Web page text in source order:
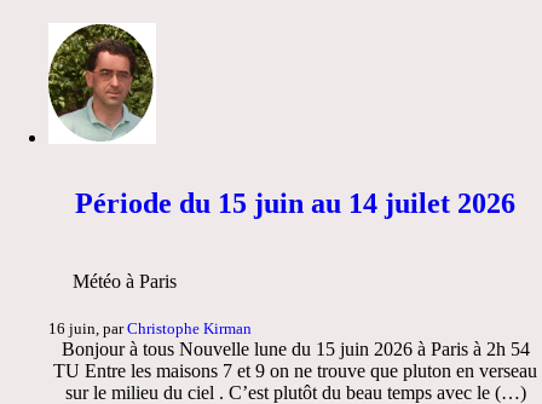
Période du 15 juin au 14 juilet 2026
Météo à Paris
16 juin, parChristophe Kirman
Bonjour à tous Nouvelle lune du 15 juin 2026 à Paris à 2h 54
TU Entre les maisons 7 et 9 on ne trouve que pluton en verseau
sur le milieu du ciel . C’est plutôt du beau temps avec le (…)